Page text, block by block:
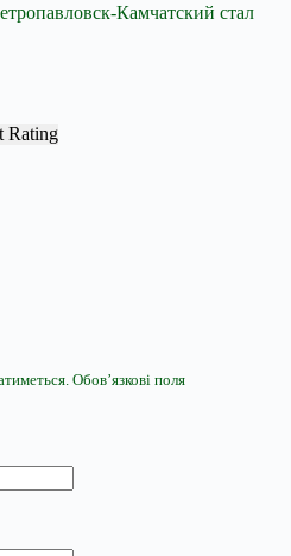
Камчатский стал
Rating
Обов’язкові поля